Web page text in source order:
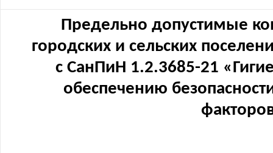
Предельно допустимые
городских и сельских
с СанПиН 1.2.3685-21
обеспечению